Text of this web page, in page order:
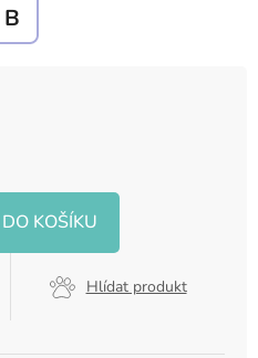
Hlídat produkt
B